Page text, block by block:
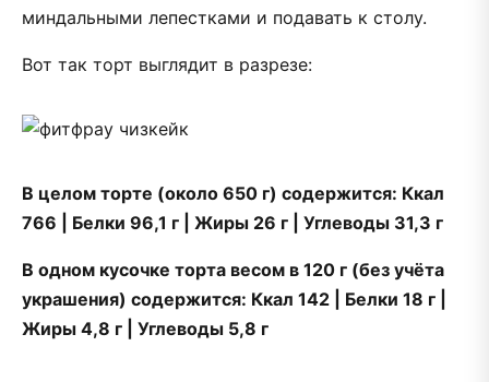
миндальными лепестками и подавать к столу.
Вот так торт выглядит в разрезе:
В целом торте (около 650 г) содержится: Ккал
766 | Белки 96,1 г | Жиры 26 г | Углеводы 31,3 г
В одном кусочке торта весом в 120 г (без учёта
украшения) содержится: Ккал 142 | Белки 18 г |
Жиры 4,8 г | Углеводы 5,8 г